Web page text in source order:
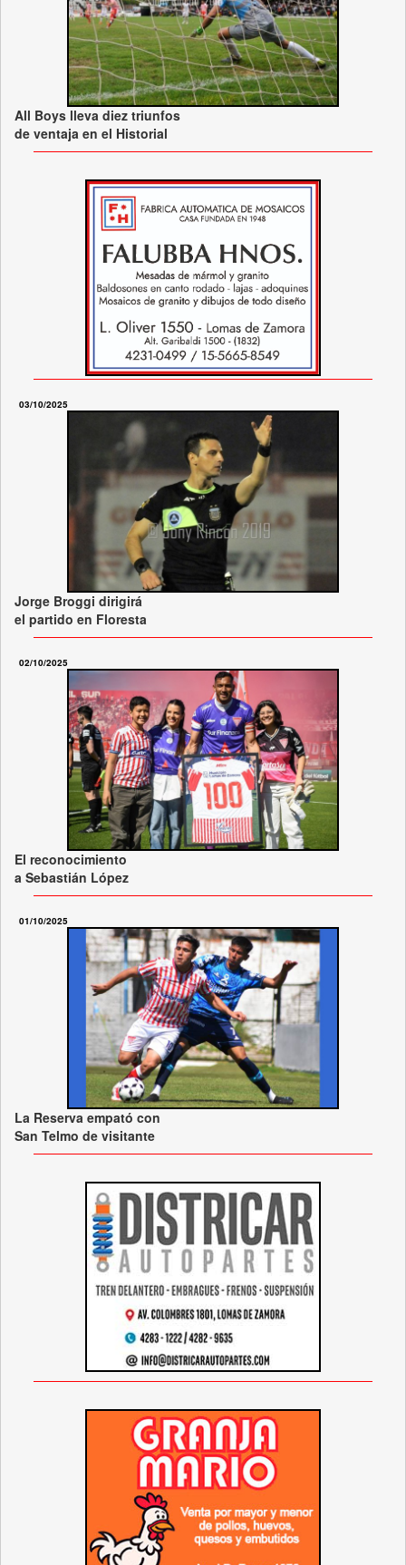
All Boys lleva diez triunfos
de ventaja en el Historial
03/10/2025
Jorge Broggi dirigirá
el partido en Floresta
02/10/2025
El reconocimiento
a Sebastián López
01/10/2025
La Reserva empató con
San Telmo de visitante